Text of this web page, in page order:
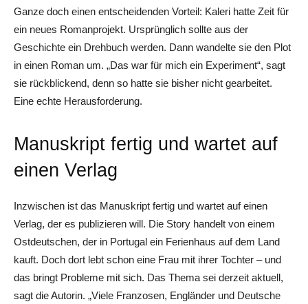
Ganze doch einen entscheidenden Vorteil: Kaleri hatte Zeit für
ein neues Romanprojekt. Ursprünglich sollte aus der
Geschichte ein Drehbuch werden. Dann wandelte sie den Plot
in einen Roman um. „Das war für mich ein Experiment“, sagt
sie rückblickend, denn so hatte sie bisher nicht gearbeitet.
Eine echte Herausforderung.
Manuskript fertig und wartet auf
einen Verlag
Inzwischen ist das Manuskript fertig und wartet auf einen
Verlag, der es publizieren will. Die Story handelt von einem
Ostdeutschen, der in Portugal ein Ferienhaus auf dem Land
kauft. Doch dort lebt schon eine Frau mit ihrer Tochter – und
das bringt Probleme mit sich. Das Thema sei derzeit aktuell,
sagt die Autorin. „Viele Franzosen, Engländer und Deutsche